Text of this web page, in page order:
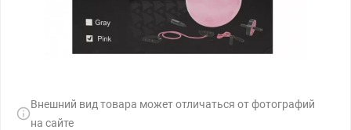
Внешний вид товара может отличаться от фотографий
на сайте